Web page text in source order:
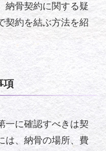
納骨契約に関する疑
契約を結ぶ方法を紹
項
一に確認すべきは契
は、納骨の場所、費